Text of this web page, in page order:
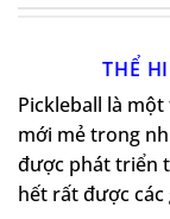
THỂ
Pickleball là
mới mẻ trong
được phát triển
hết rất được